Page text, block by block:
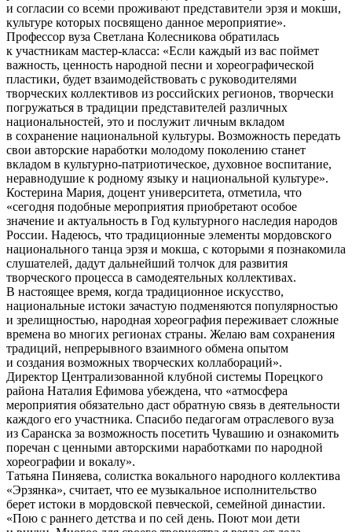
и согласии со всеми проживают представители эрзя и мокши,
культуре которых посвящено данное мероприятие».
Профессор вуза Светлана Колесникова обратилась
к участникам мастер-класса: «Если каждый из вас поймет
важность, ценность народной песни и хореографической
пластики, будет взаимодействовать с руководителями
творческих коллективов из российских регионов, творчески
погружаться в традиции представителей различных
национальностей, это и послужит личным вкладом
в сохранение национальной культуры. Возможность передать
свои авторские наработки молодому поколению станет
вкладом в культурно-патриотическое, духовное воспитание,
неравнодушие к родному языку и национальной культуре».
Костерина Мария, доцент университета, отметила, что
«сегодня подобные мероприятия приобретают особое
значение и актуальность в Год культурного наследия народов
России. Надеюсь, что традиционные элементы мордовского
национального танца эрзя и мокша, с которыми я познакомила
слушателей, дадут дальнейший толчок для развития
творческого процесса в самодеятельных коллективах.
В настоящее время, когда традиционное искусство,
национальные истоки зачастую подменяются популярностью
и зрелищностью, народная хореография переживает сложные
времена во многих регионах страны. Желаю вам сохранения
традиций, непрерывного взаимного обмена опытом
и создания возможных творческих коллабораций».
Директор Централизованной клубной системы Порецкого
района Наталия Ефимова убеждена, что «атмосфера
мероприятия обязательно даст обратную связь в деятельности
каждого его участника. Спасибо педагогам отраслевого вуза
из Саранска за возможность посетить Чувашию и ознакомить
поречан с ценными авторскими наработками по народной
хореографии и вокалу».
Татьяна Пиняева, солистка вокального народного коллектива
«Эрзянка», считает, что ее музыкальное исполнительство
берет истоки в мордовской певческой, семейной династии.
«Пою с раннего детства и по сей день. Поют мои дети